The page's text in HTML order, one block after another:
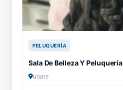
PELUQUERÍA
Sala De Belleza Y
ubate